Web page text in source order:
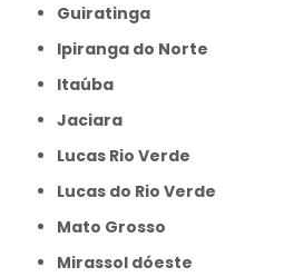
Guiratinga
Ipiranga do Norte
Itaúba
Jaciara
Lucas Rio Verde
Lucas do Rio Verde
Mato Grosso
Mirassol dóeste